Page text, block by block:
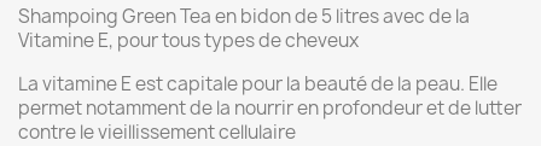
Shampoing Green Tea en bidon de 5 litres avec de la
Vitamine E, pour tous types de cheveux
La vitamine E est capitale pour la beauté de la peau. Elle
permet notamment de la nourrir en profondeur et de lutter
contre le vieillissement cellulaire